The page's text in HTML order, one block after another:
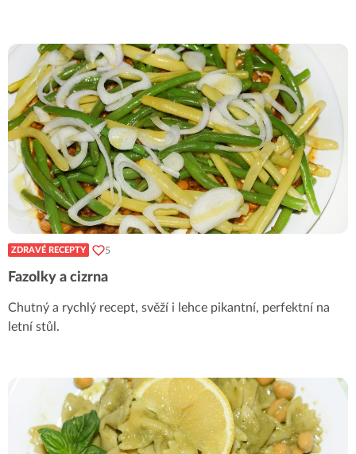
ZDRAVÉ RECEPTY 5
Fazolky a cizrna
Chutný a rychlý recept, svěží i lehce pikantní, perfektní na
letní stůl.